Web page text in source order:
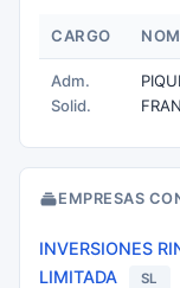
CARGO
Adm.
Solid.
EMPRESAS
INVERSIONES
LIMITADA
SL